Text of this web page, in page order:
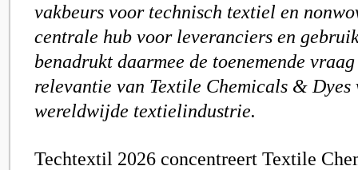
vakbeurs voor technisch textiel en
centrale hub voor leveranciers en
benadrukt daarmee de toenemende
relevantie van Textile Chemicals & Dyes
wereldwijde textielindustrie.
Techtextil 2026 concentreert Textile